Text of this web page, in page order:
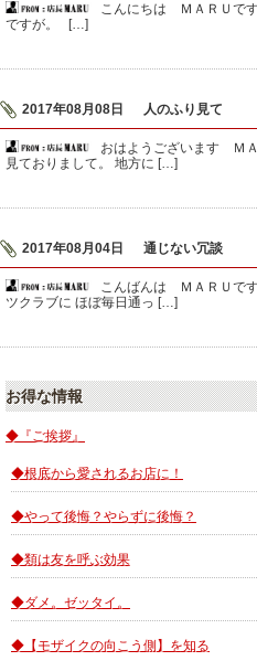
こんにちは ＭＡＲＵで
ですが。 […]
2017年08月08日 人のふり見て
おはようございます Ｍ
見ておりまして。 地方に […]
2017年08月04日 通じない冗談
こんばんは ＭＡＲＵで
ツクラブに ほぼ毎日通っ […]
お得な情報
◆『ご挨拶』
◆根底から愛されるお店に！
◆やって後悔？やらずに後悔？
◆類は友を呼ぶ効果
◆ダメ。ゼッタイ。
◆【モザイクの向こう側】を知る